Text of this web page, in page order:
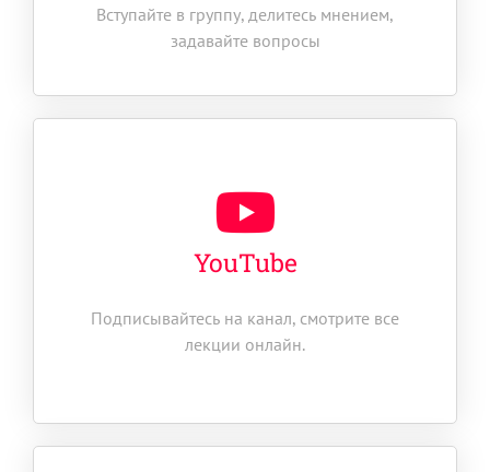
Вступайте в группу, делитесь мнением,
задавайте вопросы
YouTube
Подписывайтесь на канал, смотрите все
лекции онлайн.